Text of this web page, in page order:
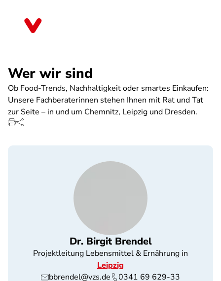
Wer wir sind
Ob Food-Trends, Nachhaltigkeit oder smartes Einkaufen:
Unsere Fachberaterinnen stehen Ihnen mit Rat und Tat
zur Seite – in und um Chemnitz, Leipzig und Dresden.
Dr. Birgit Brendel
Projektleitung Lebensmittel & Ernährung in
Leipzig
bbrendel@vzs.de
0341 69 629-33